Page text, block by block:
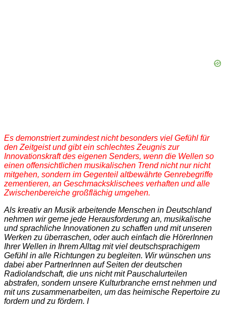
Es demonstriert zumindest nicht besonders viel Gefühl für
den Zeitgeist und gibt ein schlechtes Zeugnis zur
Innovationskraft des eigenen Senders, wenn die Wellen so
einen offensichtlichen musikalischen Trend nicht nur nicht
mitgehen, sondern im Gegenteil altbewährte Genrebegriffe
zementieren, an Geschmacksklischees verhaften und alle
Zwischenbereiche großflächig umgehen.
Als kreativ an Musik arbeitende Menschen in Deutschland
nehmen wir gerne jede Herausforderung an, musikalische
und sprachliche Innovationen zu schaffen und mit unseren
Werken zu überraschen, oder auch einfach die HörerInnen
Ihrer Wellen in Ihrem Alltag mit viel deutschsprachigem
Gefühl in alle Richtungen zu begleiten. Wir wünschen uns
dabei aber PartnerInnen auf Seiten der deutschen
Radiolandschaft, die uns nicht mit Pauschalurteilen
abstrafen, sondern unsere Kulturbranche ernst nehmen und
mit uns zusammenarbeiten, um das heimische Repertoire zu
fordern und zu fördern. I